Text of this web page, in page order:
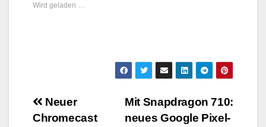
Wird geladen …
Beitragsnavigation
Mit Snapdragon 710:
neues Google Pixel-
Neuer
Chromecast